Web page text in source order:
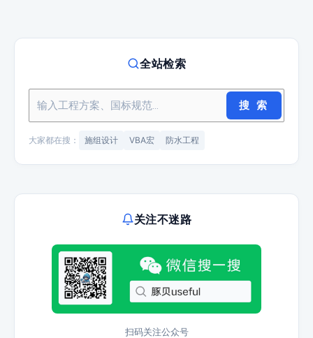
全站检索
搜 索
大家都在搜： 施组设计 VBA宏 防水工程
关注不迷路
扫码关注公众号